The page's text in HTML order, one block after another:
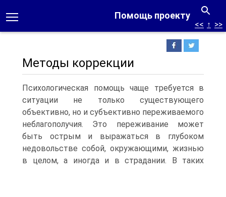
Помощь проекту
<< ↑ >>
Методы коррекции
Психологическая помощь чаще требуется в
ситуации не только существующего
объективно, но и субъективно переживаемого
неблагополучия. Это переживание может
быть острым и выражаться в глубоком
недовольстве собой, окружающими, жизнью
в целом, а иногда и в страдании. В таких